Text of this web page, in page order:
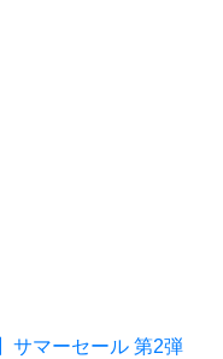
サマーセール 第2弾